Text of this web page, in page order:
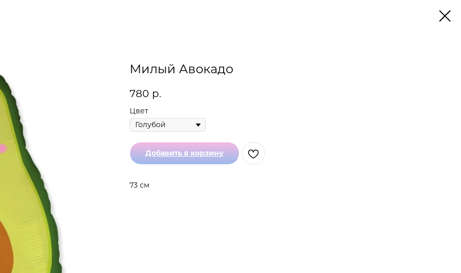
Милый Авокадо
780 р.
Цвет
Добавить в корзину
73 см